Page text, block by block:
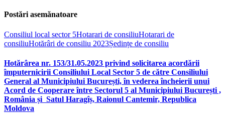
Postări asemănatoare
Consiliul local sector 5Hotarari de consiliuHotarari de
consiliuHotărâri de consiliu 2023Ședințe de consiliu
Hotărârea nr. 153/31.05.2023 privind solicitarea acordării
împuternicirii Consiliului Local Sector 5 de către Consiliului
General al Municipiului București, în vederea încheierii unui
Acord de Cooperare între Sectorul 5 al Municipiului București ,
România și Satul Haragîș, Raionul Cantemir, Republica
Moldova